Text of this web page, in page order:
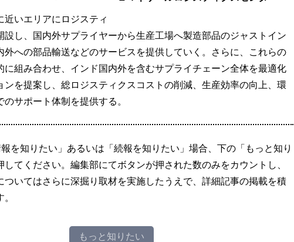
いエリアにロジスティ
設し、国内外サプライヤーから生産工場へ製造部品のジャストイン
外への部品輸送などのサービスを提供していく。さらに、これらの
に組み合わせ、インド国内外を含むサプライチェーン全体を最適化
ンを提案し、総ロジスティクスコストの削減、生産効率の向上、環
サポート体制を提供する。
を知りたい」あるいは「続報を知りたい」場合、下の「もっと知り
てください。編集部にてボタンが押された数のみをカウントし、
ついてはさらに深掘り取材を実施したうえで、詳細記事の掲載を積
もっと知りたい